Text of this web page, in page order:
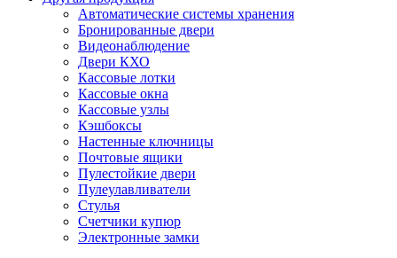
Автоматические системы хранения
Бронированные двери
Видеонаблюдение
Двери КХО
Кассовые лотки
Кассовые окна
Кассовые узлы
Кэшбоксы
Настенные ключницы
Почтовые ящики
Пулестойкие двери
Пулеулавливатели
Стулья
Счетчики купюр
Электронные замки